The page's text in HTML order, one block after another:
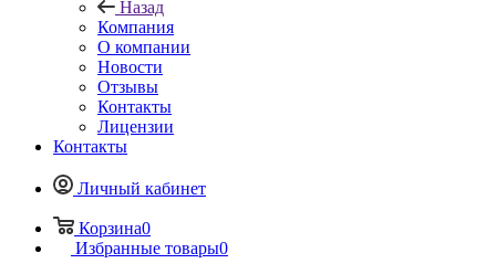
Назад
Компания
О компании
Новости
Отзывы
Контакты
Лицензии
Контакты
Личный кабинет
Корзина0
Избранные товары0